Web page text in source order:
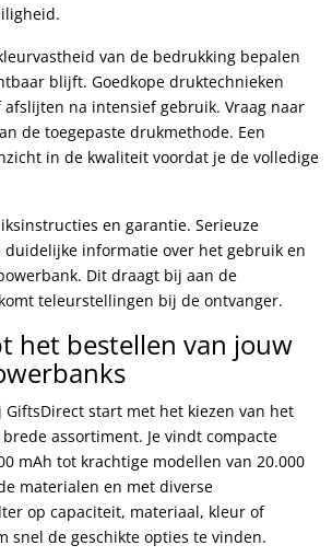
van de bedrukking bepalen
blijft. Goedkope druktechnieken
afslijten na intensief gebruik. Vraag naar
de toegepaste drukmethode. Een
in de kwaliteit voordat je de volledige
en garantie. Serieuze
duidelijke informatie over het gebruik en
Dit draagt bij aan de
teleurstellingen bij de ontvanger.
het bestellen van jouw
GiftsDirect start met het kiezen van het
assortiment. Je vindt compacte
mAh tot krachtige modellen van 20.000
materialen en met diverse
op capaciteit, materiaal, kleur of
snel de geschikte opties te vinden.